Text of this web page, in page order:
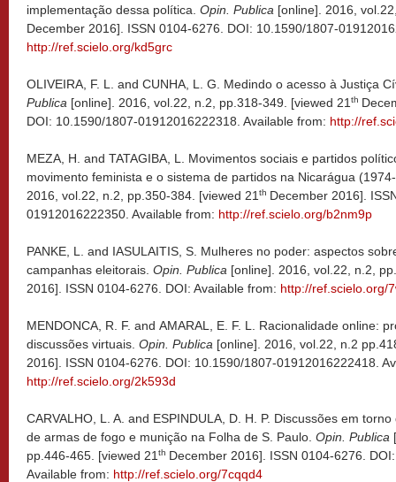
implementação dessa política. Opin. Publica [online]. 2016,
December 2016]. ISSN 0104-6276. DOI: 10.1590/1807-
http://ref.scielo.org/kd5grc
OLIVEIRA, F. L. and CUNHA, L. G. Medindo o acesso à Justiça
Publica [online]. 2016, vol.22, n.2, pp.318-349. [viewed 21 th
DOI: 10.1590/1807-01912016222318. Available from: http://
MEZA, H. and TATAGIBA, L. Movimentos sociais e partidos
movimento feminista e o sistema de partidos na Nicarágua
2016, vol.22, n.2, pp.350-384. [viewed 21 th December 2016].
01912016222350. Available from: http://ref.scielo.org/b2nm9p
PANKE, L. and IASULAITIS, S. Mulheres no poder: aspectos
campanhas eleitorais. Opin. Publica [online]. 2016, vol.22, n.2,
2016]. ISSN 0104-6276. DOI: Available from: http://ref.scielo.org/
MENDONCA, R. F. and AMARAL, E. F. L. Racionalidade online:
discussões virtuais. Opin. Publica [online]. 2016, vol.22, n.2
2016]. ISSN 0104-6276. DOI: 10.1590/1807-01912016222418.
http://ref.scielo.org/2k593d
CARVALHO, L. A. and ESPINDULA, D. H. P. Discussões em
de armas de fogo e munição na Folha de S. Paulo. Opin. Publica
pp.446-465. [viewed 21 th December 2016]. ISSN 0104-6276.
Available from: http://ref.scielo.org/7cqqd4